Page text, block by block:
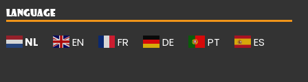
LANGUAGE
NL EN FR DE PT ES